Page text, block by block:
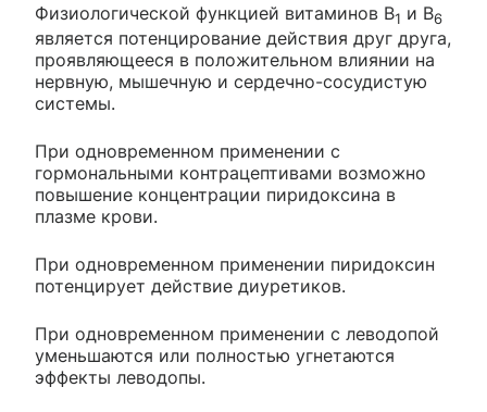
Физиологической функцией витаминов В1 и В6
является потенцирование действия друг друга,
проявляющееся в положительном влиянии на
нервную, мышечную и сердечно-сосудистую
системы.
При одновременном применении с
гормональными контрацептивами возможно
повышение концентрации пиридоксина в
плазме крови.
При одновременном применении пиридоксин
потенцирует действие диуретиков.
При одновременном применении с леводопой
уменьшаются или полностью угнетаются
эффекты леводопы.